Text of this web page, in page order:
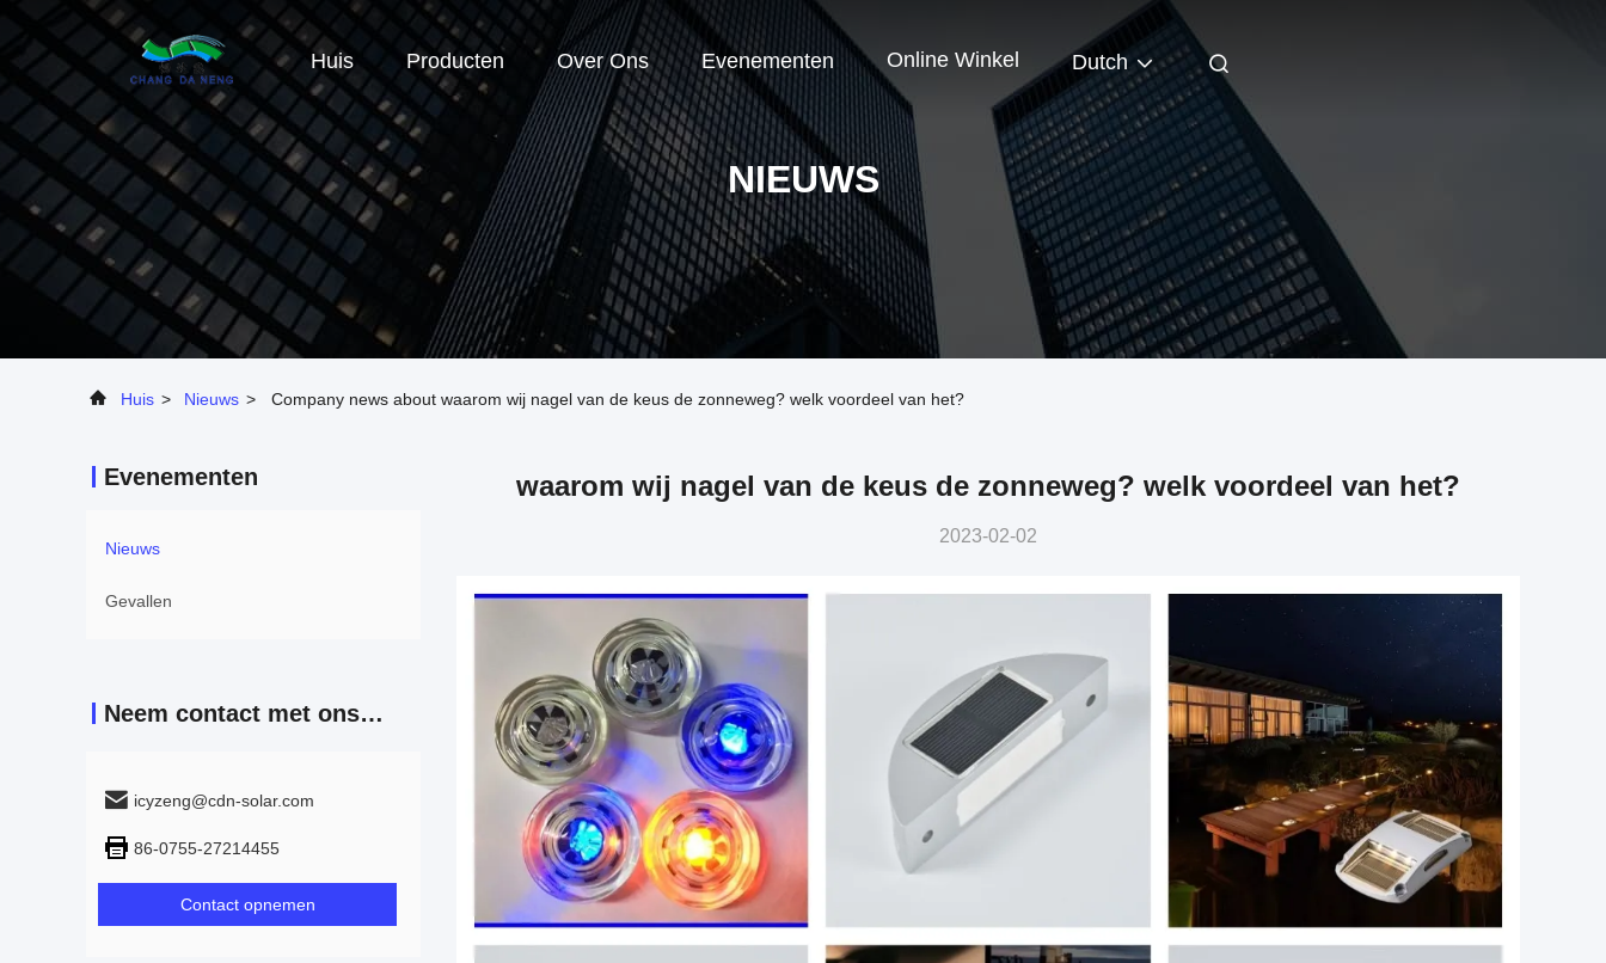
Huis Producten Over Ons Evenementen Online Winkel Dutch
NIEUWS
Huis > Nieuws > Company news about waarom wij nagel van de keus de zonneweg? welk voordeel van het?
Evenementen
Nieuws
Gevallen
Neem contact met ons op
icyzeng@cdn-solar.com
86-0755-27214455
Contact opnemen
waarom wij nagel van de keus de zonneweg? welk voordeel van het?
2023-02-02